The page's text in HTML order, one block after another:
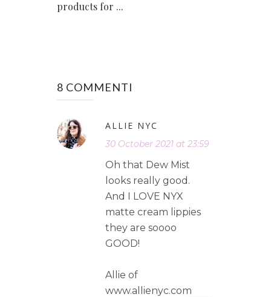
products for ...
8 COMMENTI
ALLIE NYC
30 October 2021 at 23:59
Oh that Dew Mist
looks really good.
And I LOVE NYX
matte cream lippies
they are soooo
GOOD!
Allie of
www.allienyc.com